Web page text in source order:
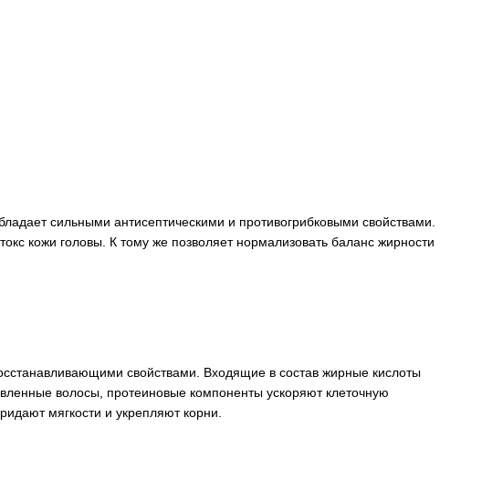
сильными антисептическими и противогрибковыми свойствами.
кожи головы. К тому же позволяет нормализовать баланс жирности
свойствами. Входящие в состав жирные кислоты
волосы, протеиновые компоненты ускоряют клеточную
мягкости и укрепляют корни.